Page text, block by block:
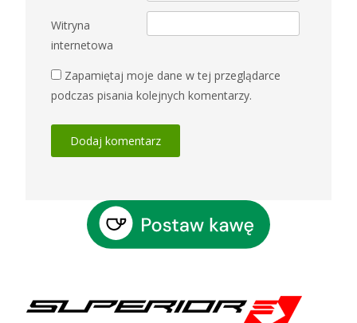
Witryna
internetowa
Zapamiętaj moje dane w tej przeglądarce
podczas pisania kolejnych komentarzy.